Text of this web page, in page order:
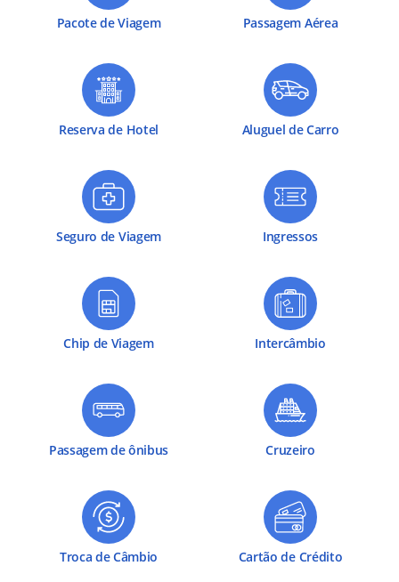
Pacote de Viagem Passagem Aérea
Reserva de Hotel Aluguel de Carro
Seguro de Viagem Ingressos
Chip de Viagem Intercâmbio
Passagem de ônibus Cruzeiro
Troca de Câmbio Cartão de Crédito